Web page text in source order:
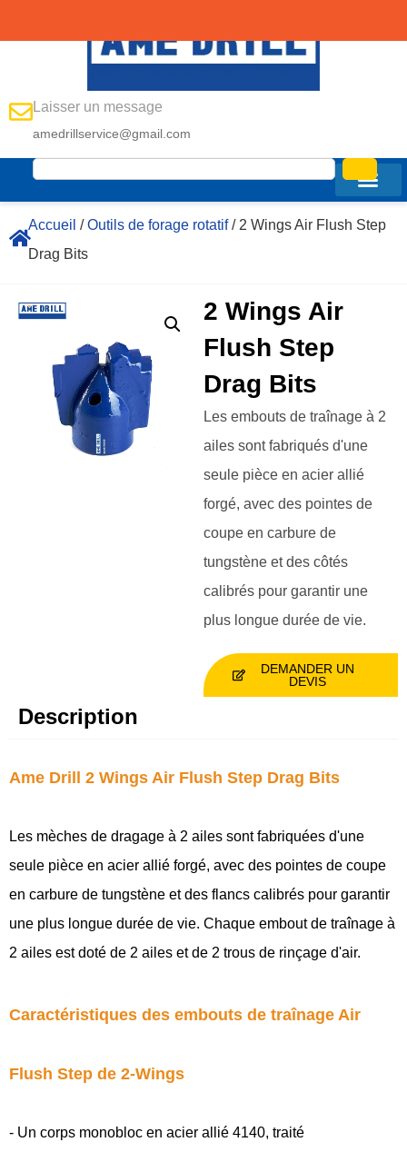
Laisser un message
amedrillservice@gmail.com
Accueil /Outils de forage rotatif/ 2 Wings Air Flush Step
Drag Bits
2 Wings Air
Flush Step
Drag Bits
Les embouts de traînage à 2
ailes sont fabriqués d'une
seule pièce en acier allié
forgé, avec des pointes de
coupe en carbure de
tungstène et des côtés
calibrés pour garantir une
plus longue durée de vie.
DEMANDER UN
DEVIS
Description
Ame Drill 2 Wings Air Flush Step Drag Bits
Les mèches de dragage à 2 ailes sont fabriquées d'une
seule pièce en acier allié forgé, avec des pointes de coupe
en carbure de tungstène et des flancs calibrés pour garantir
une plus longue durée de vie. Chaque embout de traînage à
2 ailes est doté de 2 ailes et de 2 trous de rinçage d'air.
Caractéristiques des embouts de traînage Air
Flush Step de 2-Wings
- Un corps monobloc en acier allié 4140, traité